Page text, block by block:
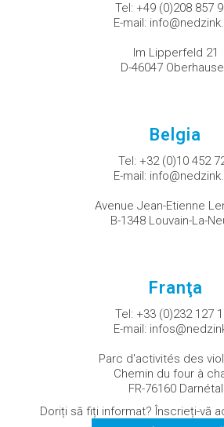
Tel: +49 (0)208 857
E-mail:
Im Lipperfeld 21
D-46047
Belgia
Tel: +32 (0)10 452
E-mail:
Avenue Jean-Etienne
B-1348 Louvain-La-
Franţa
Tel: +33 (0)232 127
E-mail:
Parc d'activités des
Chemin du four à
FR-76160 Darnétal
Doriți să fiți informat? Înscrieți-vă